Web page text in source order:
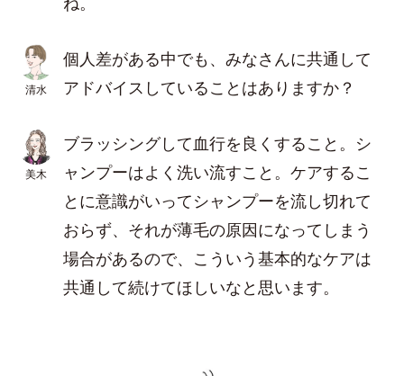
清水
個人差がある中でも、みなさんに共通して
アドバイスしていることはありますか？
美木
ブラッシングして血行を良くすること。シ
ャンプーはよく洗い流すこと。ケアするこ
とに意識がいってシャンプーを流し切れて
おらず、それが薄毛の原因になってしまう
場合があるので、こういう基本的なケアは
共通して続けてほしいなと思います。